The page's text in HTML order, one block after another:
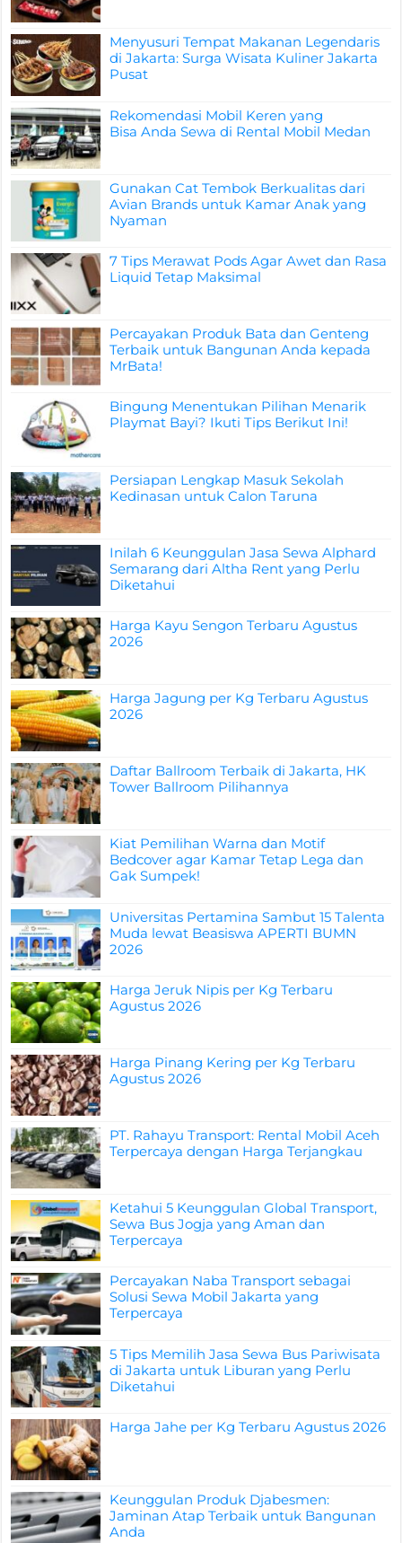
Menyusuri Tempat Makanan Legendaris
di Jakarta: Surga Wisata Kuliner Jakarta
Pusat
Rekomendasi Mobil Keren yang
Bisa Anda Sewa di Rental Mobil Medan
Gunakan Cat Tembok Berkualitas dari
Avian Brands untuk Kamar Anak yang
Nyaman
7 Tips Merawat Pods Agar Awet dan Rasa
Liquid Tetap Maksimal
Percayakan Produk Bata dan Genteng
Terbaik untuk Bangunan Anda kepada
MrBata!
Bingung Menentukan Pilihan Menarik
Playmat Bayi? Ikuti Tips Berikut Ini!
Persiapan Lengkap Masuk Sekolah
Kedinasan untuk Calon Taruna
Inilah 6 Keunggulan Jasa Sewa Alphard
Semarang dari Altha Rent yang Perlu
Diketahui
Harga Kayu Sengon Terbaru Agustus
2026
Harga Jagung per Kg Terbaru Agustus
2026
Daftar Ballroom Terbaik di Jakarta, HK
Tower Ballroom Pilihannya
Kiat Pemilihan Warna dan Motif
Bedcover agar Kamar Tetap Lega dan
Gak Sumpek!
Universitas Pertamina Sambut 15 Talenta
Muda lewat Beasiswa APERTI BUMN
2026
Harga Jeruk Nipis per Kg Terbaru
Agustus 2026
Harga Pinang Kering per Kg Terbaru
Agustus 2026
PT. Rahayu Transport: Rental Mobil Aceh
Terpercaya dengan Harga Terjangkau
Ketahui 5 Keunggulan Global Transport,
Sewa Bus Jogja yang Aman dan
Terpercaya
Percayakan Naba Transport sebagai
Solusi Sewa Mobil Jakarta yang
Terpercaya
5 Tips Memilih Jasa Sewa Bus Pariwisata
di Jakarta untuk Liburan yang Perlu
Diketahui
Harga Jahe per Kg Terbaru Agustus 2026
Keunggulan Produk Djabesmen:
Jaminan Atap Terbaik untuk Bangunan
Anda